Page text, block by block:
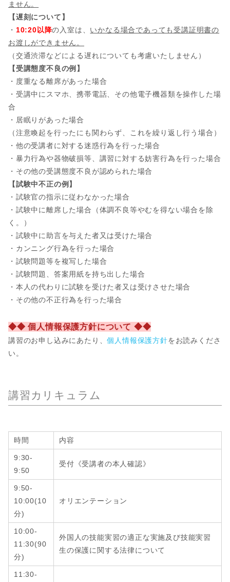
ません。
【遅刻について】
・ 10:20以降の入室は、 いかなる場合であっても受講証明書の
お渡しができません。
（交通渋滞などによる遅れについても考慮いたしません）
【受講態度不良の例】
・度重なる離席があった場合
・受講中にスマホ、携帯電話、その他電子機器類を操作した場
合
・居眠りがあった場合
（注意喚起を行ったにも関わらず、これを繰り返し行う場合）
・他の受講者に対する迷惑行為を行った場合
・暴力行為や器物破損等、講習に対する妨害行為を行った場合
・その他の受講態度不良が認められた場合
【試験中不正の例】
・試験官の指示に従わなかった場合
・試験中に離席した場合（体調不良等やむを得ない場合を除
く。）
・試験中に助言を与えた者又は受けた場合
・カンニング行為を行った場合
・試験問題等を複写した場合
・試験問題、答案用紙を持ち出した場合
・本人の代わりに試験を受けた者又は受けさせた場合
・その他の不正行為を行った場合
◆◆ 個人情報保護方針について ◆◆
講習のお申し込みにあたり、個人情報保護方針をお読みくださ
い。
講習カリキュラム
時間 内容
9:30-
9:50
受付《受講者の本人確認》
9:50-
10:00(10
分)
オリエンテーション
10:00-
11:30(90
分)
外国人の技能実習の適正な実施及び技能実習
生の保護に関する法律について
11:30-